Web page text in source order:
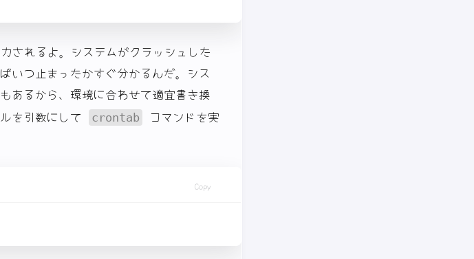
されるよ。システムがクラッシュした
いつ止まったかすぐ分かるんだ。シス
あるから、環境に合わせて適宜書き換
を引数にして
crontab
コマンドを実
Copy